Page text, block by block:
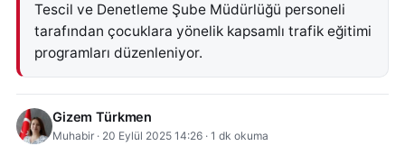
Tescil ve Denetleme Şube Müdürlüğü personeli
tarafından çocuklara yönelik kapsamlı trafik eğitimi
programları düzenleniyor.
Gizem Türkmen
Muhabir · 20 Eylül 2025 14:26 · 1 dk okuma